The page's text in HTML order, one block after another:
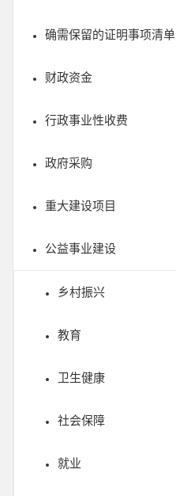
确需保留的证明事项清单
财政资金
行政事业性收费
政府采购
重大建设项目
公益事业建设
乡村振兴
教育
卫生健康
社会保障
就业